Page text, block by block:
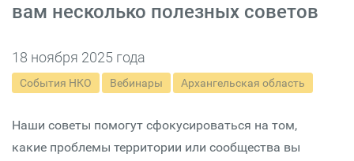
вам несколько полезных советов
18 ноября 2025 года
События НКО Вебинары Архангельская область
Наши советы помогут сфокусироваться на том,
какие проблемы территории или сообщества вы